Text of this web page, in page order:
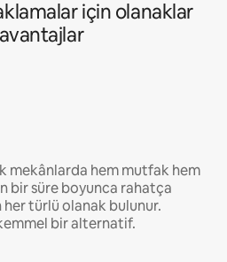
için olanaklar
mekânlarda hem mutfak hem
bir süre boyunca rahatça
her türlü olanak bulunur.
bir alternatif.